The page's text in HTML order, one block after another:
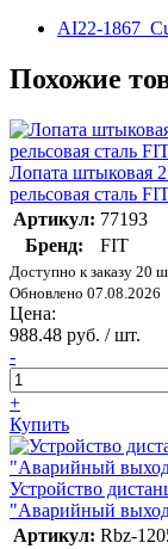
AI22-
Похожие
Лопата штыковая
рельсовая сталь
Артикул: 77193
Бренд:
FIT
Доступно к заказу 20
Обновлено 07.08.2026
Цена:
988.48 руб. / шт.
-
+
Купить
Устройство
"Аварийный
Артикул: Rbz-